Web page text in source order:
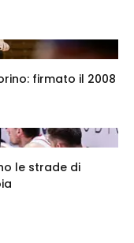
firmato il 2008
le strade di